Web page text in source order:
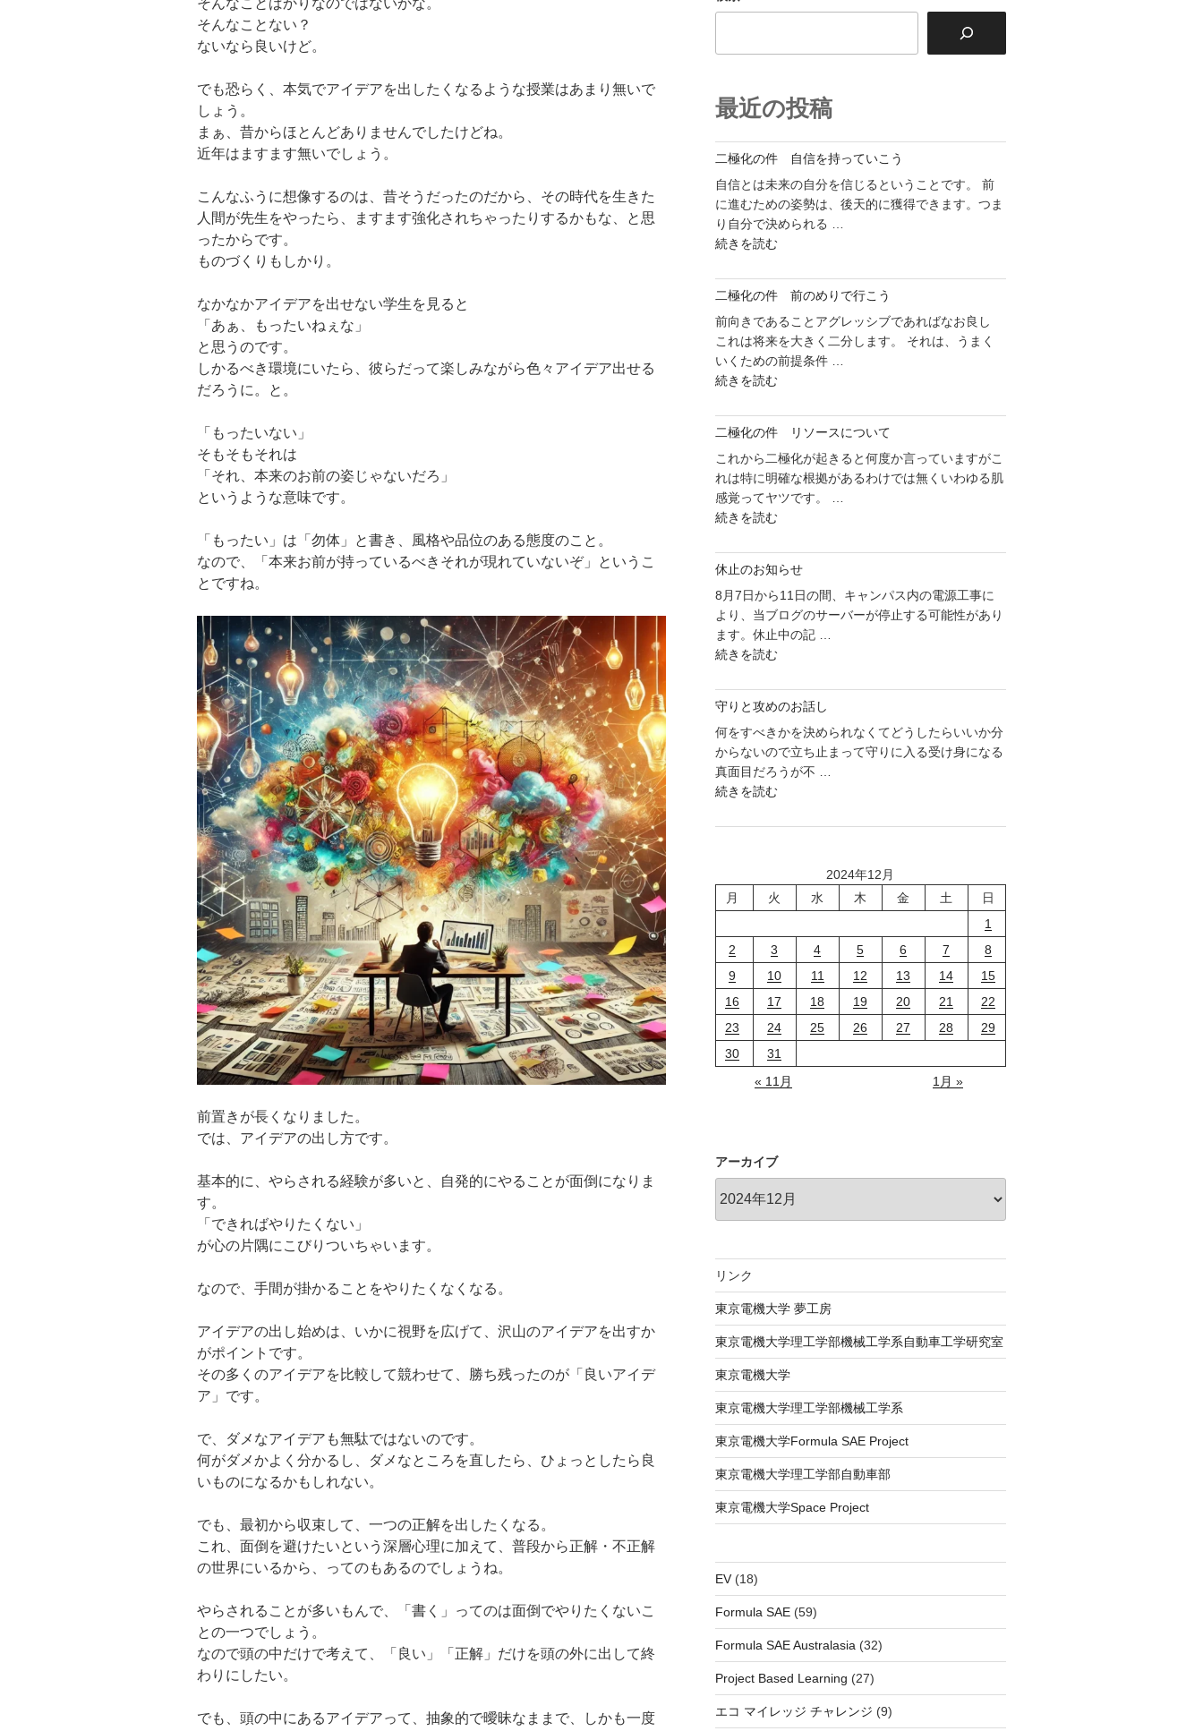
そんなことない？
ないなら良いけど。
でも恐らく、本気でアイデアを出したくなるような授業はあまり無いで
しょう。
まぁ、昔からほとんどありませんでしたけどね。
近年はますます無いでしょう。
こんなふうに想像するのは、昔そうだったのだから、その時代を生きた
人間が先生をやったら、ますます強化されちゃったりするかもな、と思
ったからです。
ものづくりもしかり。
なかなかアイデアを出せない学生を見ると
「あぁ、もったいねぇな」
と思うのです。
しかるべき環境にいたら、彼らだって楽しみながら色々アイデア出せる
だろうに。と。
「もったいない」
そもそもそれは
「それ、本来のお前の姿じゃないだろ」
というような意味です。
「もったい」は「勿体」と書き、風格や品位のある態度のこと。
なので、「本来お前が持っているべきそれが現れていないぞ」というこ
とですね。
前置きが長くなりました。
では、アイデアの出し方です。
基本的に、やらされる経験が多いと、自発的にやることが面倒になりま
す。
「できればやりたくない」
が心の片隅にこびりついちゃいます。
なので、手間が掛かることをやりたくなくなる。
アイデアの出し始めは、いかに視野を広げて、沢山のアイデアを出すか
がポイントです。
その多くのアイデアを比較して競わせて、勝ち残ったのが「良いアイデ
ア」です。
で、ダメなアイデアも無駄ではないのです。
何がダメかよく分かるし、ダメなところを直したら、ひょっとしたら良
いものになるかもしれない。
でも、最初から収束して、一つの正解を出したくなる。
これ、面倒を避けたいという深層心理に加えて、普段から正解・不正解
の世界にいるから、ってのもあるのでしょうね。
やらされることが多いもんで、「書く」ってのは面倒でやりたくないこ
との一つでしょう。
なので頭の中だけで考えて、「良い」「正解」だけを頭の外に出して終
わりにしたい。
でも、頭の中にあるアイデアって、抽象的で曖昧なままで、しかも一度
最近の投稿
二極化の件 自信を持っていこう
自信とは未来の自分を信じるということです。 前
に進むための姿勢は、後天的に獲得できます。つま
り自分で決められる …
"二
化
の
件
自
信
を
っ
て
い
こ
う"
の
続きを読む
二極化の件 前のめりで行こう
前向きであることアグレッシブであればなお良し
これは将来を大きく二分します。 それは、うまく
いくための前提条件 …
"二
化
の
件
前
の
め
で
行
こ
う"
の
続きを読む
二極化の件 リソースについて
これから二極化が起きると何度か言っていますがこ
れは特に明確な根拠があるわけでは無くいわゆる肌
感覚ってヤツです。 …
"二
化
の
件
リ
ソ
ー
に
つ
い
て"
の
続きを読む
休止のお知らせ
8月7日から11日の間、キャンパス内の電源工事に
より、当ブログのサーバーが停止する可能性があり
ます。休止中の記 …
"休
の
お
知
ら
せ"
の
続きを読む
守りと攻めのお話し
何をすべきかを決められなくてどうしたらいいか分
からないので立ち止まって守りに入る受け身になる
真面目だろうが不 …
"守
と
の
お
し"
の
続きを読む
2024年12月
月
火 水 木 金 土
日
1
2
3 4 5 6 7
8
9
10 11 12 13 14
15
16
17 18 19 20 21
22
23
24 25 26 27 28
29
30
31
« 11月
1月 »
アーカイブ
リンク
東京電機大学 夢工房
東京電機大学理工学部機械工学系自動車工学研究室
東京電機大学
東京電機大学理工学部機械工学系
東京電機大学Formula SAE Project
東京電機大学理工学部自動車部
東京電機大学Space Project
EV(18)
Formula SAE(59)
Formula SAE Australasia(32)
Project Based Learning (27)
エコ マイレッジ チャレンジ (9)